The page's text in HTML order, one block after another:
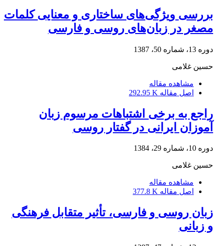
بررسی ویژگی‌های ساختاری و معنایی کلمات
مصغر در زبان‌های روسی و فارسی
دوره 13، شماره 50، 1387
حسین غلامی
مشاهده مقاله
اصل مقاله 292.95 K
راجع به برخی اشتباهات مرسوم زبان
آموزان ایرانی در گفتار روسی
دوره 10، شماره 29، 1384
حسین غلامی
مشاهده مقاله
اصل مقاله 377.8 K
زبان روسی و فارسی، تأثیر متقابل فرهنگی
و زبانی